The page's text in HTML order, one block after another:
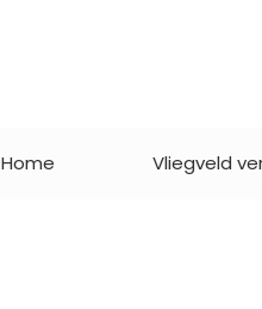
Home Vliegveld